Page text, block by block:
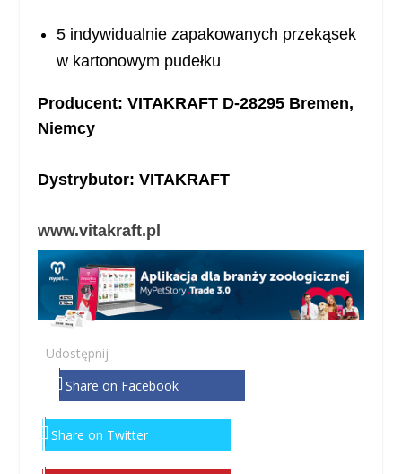
5 indywidualnie zapakowanych przekąsek
w kartonowym pudełku
Producent: VITAKRAFT D-28295 Bremen,
Niemcy
Dystrybutor: VITAKRAFT
www.vitakraft.pl
Udostępnij
Share on Facebook
Share on Twitter